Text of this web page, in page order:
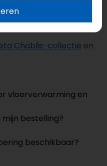
Chablis-collectie en
vloerverwarming en
mijn bestelling?
beschikbaar?